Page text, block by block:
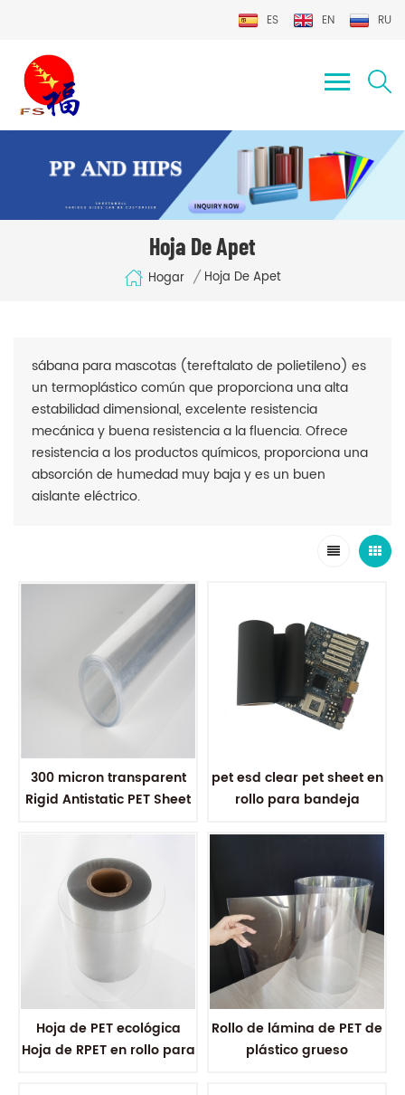
ES EN RU
Hoja De Apet
Hogar / Hoja De Apet
sábana para mascotas (tereftalato de polietileno) es
un termoplástico común que proporciona una alta
estabilidad dimensional, excelente resistencia
mecánica y buena resistencia a la fluencia. Ofrece
resistencia a los productos químicos, proporciona una
absorción de humedad muy baja y es un buen
aislante eléctrico.
300 micron transparent
Rigid Antistatic PET Sheet
pet esd clear pet sheet en
rollo para bandeja
Hoja de PET ecológica
Hoja de RPET en rollo para
Rollo de lámina de PET de
plástico grueso